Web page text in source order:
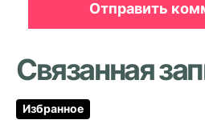
Связанная
Избранное